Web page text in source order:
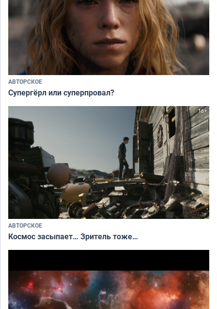
АВТОРСКОЕ
Супергёрл или суперпровал?
АВТОРСКОЕ
Космос засыпает… Зритель тоже…